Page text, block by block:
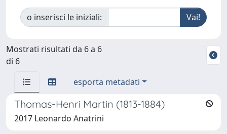
o inserisci le iniziali:
Mostrati risultati da 6 a 6
di 6
esporta metadati
Thomas-Henri Martin (1813-1884)
2017 Leonardo Anatrini